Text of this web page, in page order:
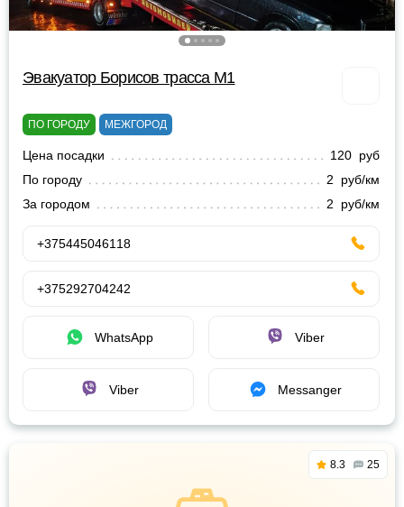
Эвакуатор Борисов трасса М1
ПО ГОРОДУ МЕЖГОРОД
Цена посадки
120 руб
По городу
2 руб/км
За городом
2 руб/км
+375445046118
+375292704242
WhatsApp Viber
Viber Messanger
8.3 25